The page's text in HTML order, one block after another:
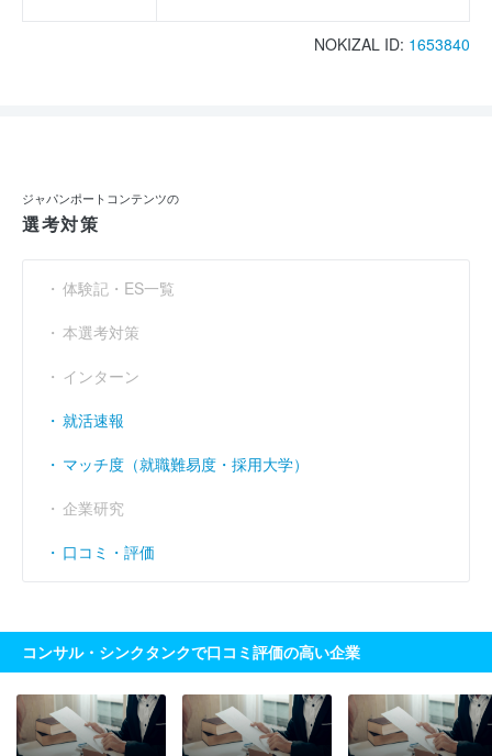
NOKIZAL ID: 1653840
ジャパンポートコンテンツの
選考対策
体験記・ES一覧
本選考対策
インターン
就活速報
マッチ度（就職難易度・採用大学）
企業研究
口コミ・評価
コンサル・シンクタンクで口コミ評価の高い企業